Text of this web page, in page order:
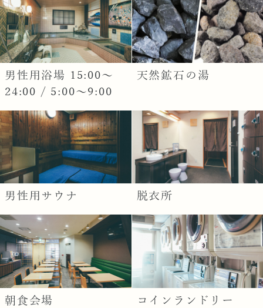
男性用浴場 15:00～
24:00 / 5:00～9:00
天然鉱石の湯
男性用サウナ 脱衣所
朝食会場 コインランドリー